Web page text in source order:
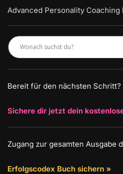
Advanced Personality Coaching
Bereit für den nächsten Schritt?
Sichere dir jetzt dein
Zugang zur gesamten Ausgabe
Erfolgscodex Buch sichern »